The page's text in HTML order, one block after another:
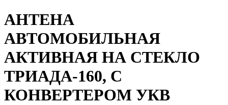
АНТЕНА
АВТОМОБИЛЬНАЯ
АКТИВНАЯ НА СТЕКЛО
ТРИАДА-160, С
КОНВЕРТЕРОМ УКВ